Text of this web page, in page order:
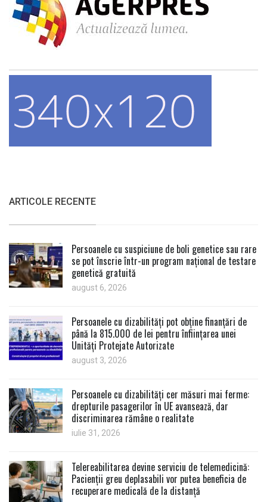
ARTICOLE RECENTE
Persoanele cu suspiciune de boli genetice sau rare
se pot înscrie într-un program național de testare
genetică gratuită
august 6, 2026
Persoanele cu dizabilități pot obține finanțări de
până la 815.000 de lei pentru înființarea unei
Unități Protejate Autorizate
august 3, 2026
Persoanele cu dizabilități cer măsuri mai ferme:
drepturile pasagerilor în UE avansează, dar
discriminarea rămâne o realitate
iulie 31, 2026
Telereabilitarea devine serviciu de telemedicină:
Pacienții greu deplasabili vor putea beneficia de
recuperare medicală de la distanță